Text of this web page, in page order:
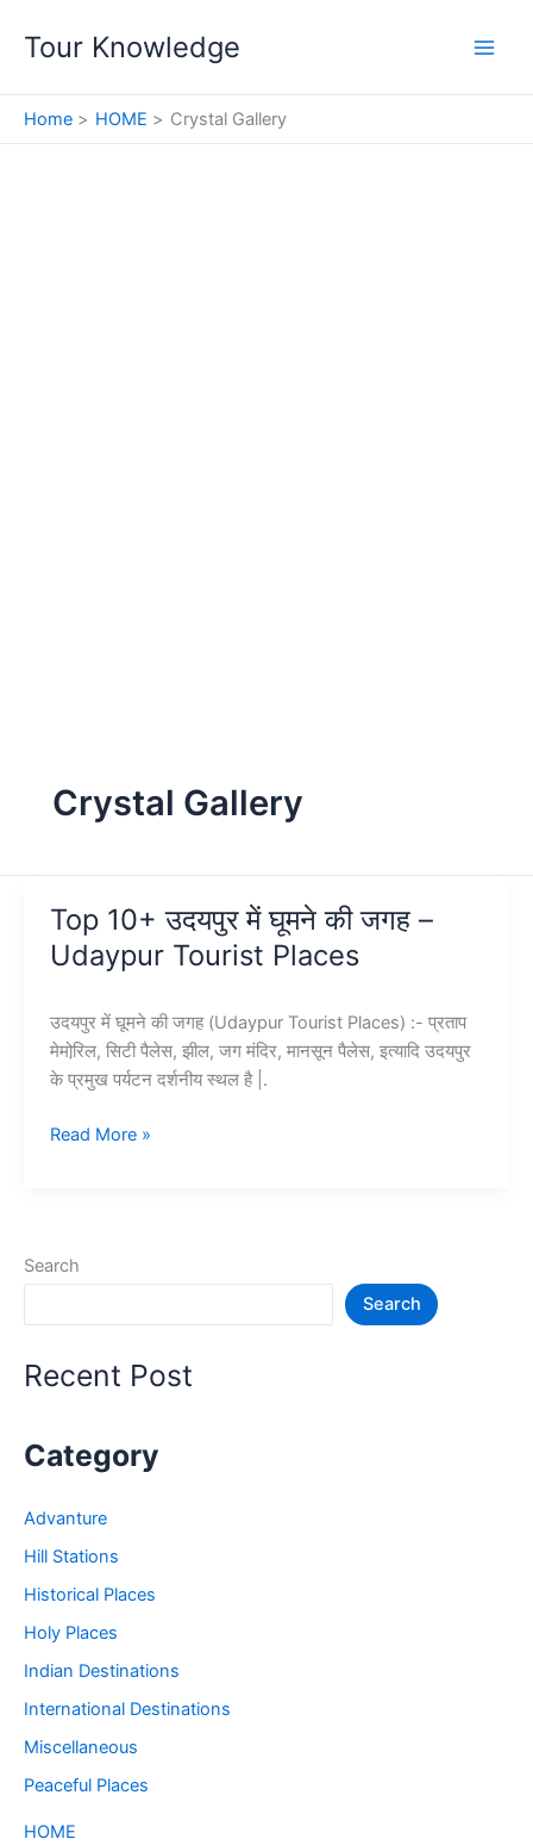
Tour Knowledge
Home HOME Crystal Gallery
Crystal Gallery
Top 10+ उदयपुर में घूमने की जगह –
Udaypur Tourist Places
उदयपुर में घूमने की जगह (Udaypur Tourist Places) :- प्रताप
मेमोरि़ल, सिटी पैलेस, झील, जग मंदिर, मानसून पैलेस, इत्यादि उदयपुर
के प्रमुख पर्यटन दर्शनीय स्थल है |.
Top
की
Udaypur
Tourist
Read More »
Search
Search
Recent Post
Category
Advanture
Hill Stations
Historical Places
Holy Places
Indian Destinations
International Destinations
Miscellaneous
Peaceful Places
HOME